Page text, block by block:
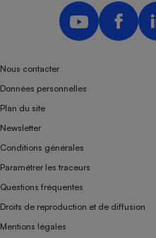
Nous contacter
Données personnelles
Plan du site
Newsletter
Conditions générales
Paramétrer les traceurs
Questions fréquentes
Droits de reproduction et de diffusion
Mentions légales